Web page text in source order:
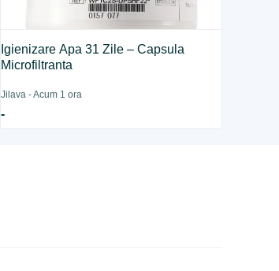
Igienizare Apa 31 Zile – Capsula
Microfiltranta
Jilava - Acum 1 ora
-